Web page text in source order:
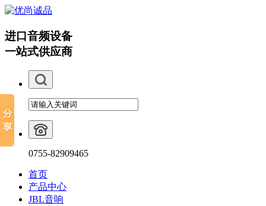
进口音频设备
一站式供应商
0755-82909465
首页
产品中心
JBL音响